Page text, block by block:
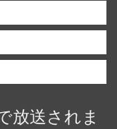
放送されま